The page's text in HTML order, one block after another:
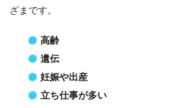
ざまです。
高齢
遺伝
妊娠や出産
立ち仕事が多い